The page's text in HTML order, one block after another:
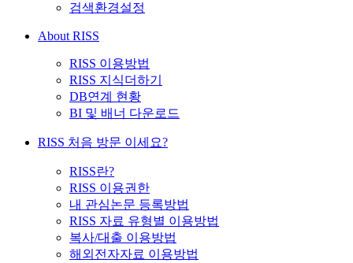
검색환경설정
About RISS
RISS 이용방법
RISS 지식더하기
DB연계 현황
BI 및 배너 다운로드
RISS 처음 방문 이세요?
RISS란?
RISS 이용권한
내 관심논문 등록방법
RISS 자료 유형별 이용방법
복사/대출 이용방법
해외전자자료 이용방법